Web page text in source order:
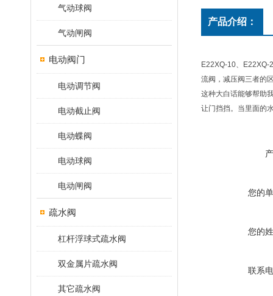
气动球阀
气动闸阀
电动阀门
电动调节阀
电动截止阀
电动蝶阀
电动球阀
电动闸阀
疏水阀
杠杆浮球式疏水阀
双金属片疏水阀
其它疏水阀
产品介绍：
E22XQ-10、E22XQ-
流阀，减压阀三者的
这种大白话能够帮助
让门挡挡。当里面的
您的
您的
联系